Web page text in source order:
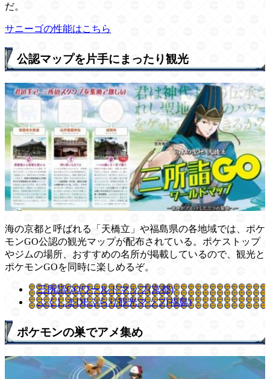
だ。
サニーゴの性能はこちら
公認マップを片手にまったり観光
海の京都と呼ばれる「天橋立」や福島県の各地域では、ポケ
モンGO公認の観光マップが配布されている。ポケストップ
やジムの場所、おすすめの名所が掲載しているので、観光と
ポケモンGOを同時に楽しめるぞ。
三所詣GOワールドマップ(京都)
ふくしまDEぶらり観光マップ(福島)
ポケモンの巣でアメ集め